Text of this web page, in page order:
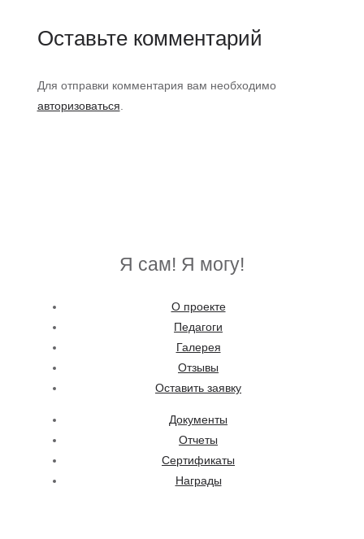
Оставьте комментарий
Для отправки комментария вам необходимо
авторизоваться.
Я сам! Я могу!
О проекте
Педагоги
Галерея
Отзывы
Оставить заявку
Документы
Отчеты
Сертификаты
Награды